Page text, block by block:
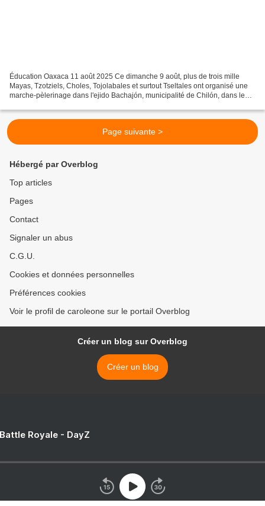
Éducation Oaxaca 11 août 2025 Ce dimanche 9 août, plus de trois mille
Mayas, Tzotziels, Choles, Tojolabales et surtout Tseltales ont organisé une
marche-pèlerinage dans l'ejido Bachajón, municipalité de Chilón, dans le
Page suivante >
Hébergé par Overblog
Top articles
Pages
Contact
Signaler un abus
C.G.U.
Cookies et données personnelles
Préférences cookies
Voir le profil de caroleone sur le portail Overblog
Créer un blog sur Overblog
Créer un blog
Royale - DayZ